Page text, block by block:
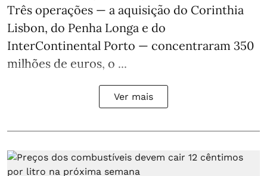
Três operações — a aquisição do Corinthia
Lisbon, do Penha Longa e do
InterContinental Porto — concentraram 350
milhões de euros, o ...
Ver mais